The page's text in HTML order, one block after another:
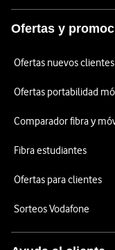
Ofertas y
Ofertas nuevos clientes
Ofertas portabilidad
Comparador fibra y
Fibra estudiantes
Ofertas para clientes
Sorteos Vodafone